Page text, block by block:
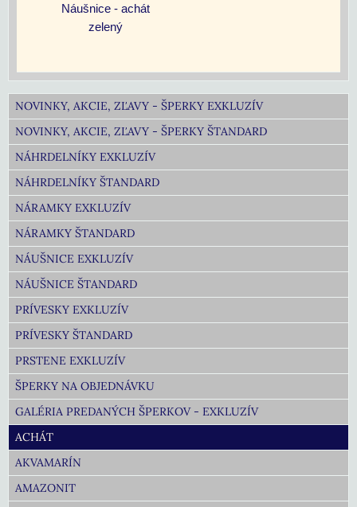
Náušnice - achát
zelený
NOVINKY, AKCIE, ZĽAVY - ŠPERKY EXKLUZÍV
NOVINKY, AKCIE, ZĽAVY - ŠPERKY ŠTANDARD
NÁHRDELNÍKY EXKLUZÍV
NÁHRDELNÍKY ŠTANDARD
NÁRAMKY EXKLUZÍV
NÁRAMKY ŠTANDARD
NÁUŠNICE EXKLUZÍV
NÁUŠNICE ŠTANDARD
PRÍVESKY EXKLUZÍV
PRÍVESKY ŠTANDARD
PRSTENE EXKLUZÍV
ŠPERKY NA OBJEDNÁVKU
GALÉRIA PREDANÝCH ŠPERKOV - EXKLUZÍV
ACHÁT
AKVAMARÍN
AMAZONIT